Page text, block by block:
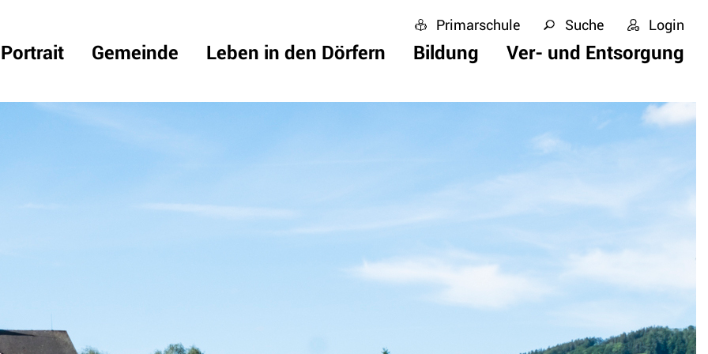
Primarschule Suche Login
Portrait Gemeinde Leben in den Dörfern Bildung Ver- und Entsorgung